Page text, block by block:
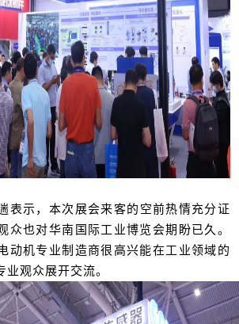
表示，本次展会来客的空前热情充分证
众也对华南国际工业博览会期盼已久。
动机专业制造商很高兴能在工业领域的
观众展开交流。